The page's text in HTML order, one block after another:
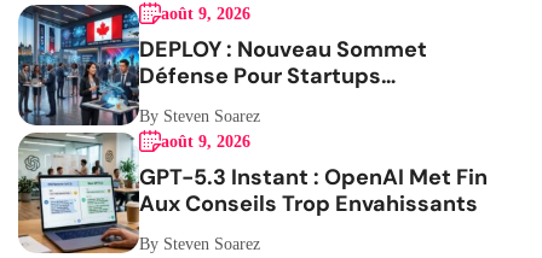
août 9, 2026
DEPLOY : Nouveau Sommet
Défense Pour Startups
Canadiennes
By Steven Soarez
août 9, 2026
GPT-5.3 Instant : OpenAI Met Fin
Aux Conseils Trop Envahissants
By Steven Soarez